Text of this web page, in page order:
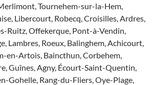
Tournehem-sur-la-Hem,
Libercourt, Robecq, Croisilles, Ardres,
Ruitz, Offekerque, Pont-à-Vendin,
Lambres, Roeux, Balinghem, Achicourt,
en-Artois, Baincthun, Corbehem,
Guînes, Agny, Écourt-Saint-Quentin,
Gohelle, Rang-du-Fliers, Oye-Plage,